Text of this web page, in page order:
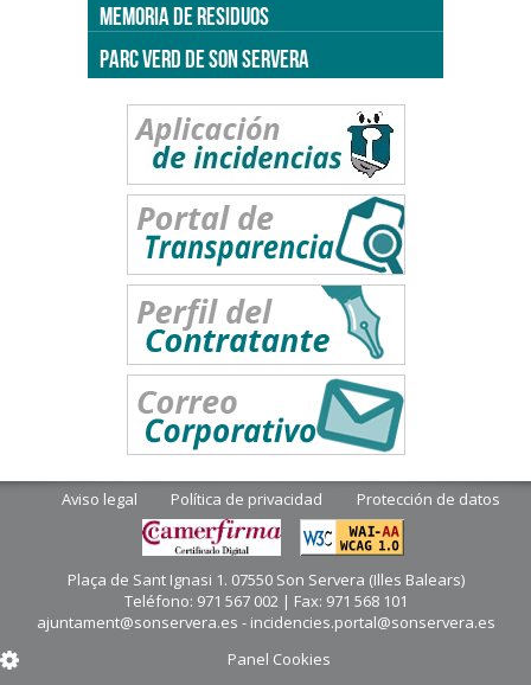
MEMORIA DE RESIDUOS
PARC VERD DE SON SERVERA
Aviso legal Política de privacidad Protección de datos
Plaça de Sant Ignasi 1. 07550 Son Servera (Illes Balears)
Teléfono: 971 567 002 | Fax: 971 568 101
ajuntament@sonservera.es - incidencies.portal@sonservera.es
Panel Cookies